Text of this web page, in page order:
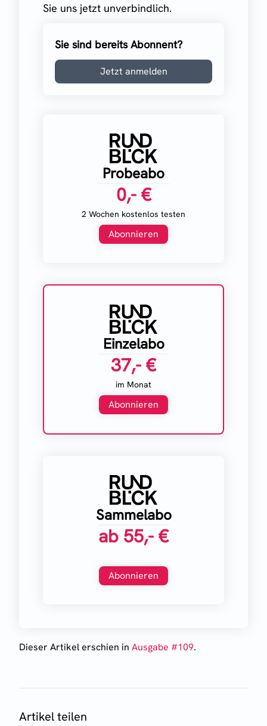
Sie uns jetzt unverbindlich.
Sie sind bereits Abonnent?
Jetzt anmelden
Probeabo
0,- €
2 Wochen kostenlos testen
Abonnieren
Einzelabo
37,- €
im Monat
Abonnieren
Sammelabo
ab 55,- €
Abonnieren
Dieser Artikel erschien in Ausgabe #109.
Artikel teilen